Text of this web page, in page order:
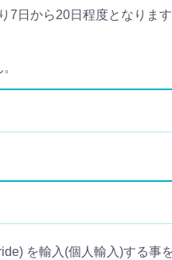
7日から20日程度となりま
を輸入(個人輸入)する事を